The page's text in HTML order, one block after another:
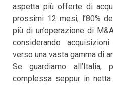
aspetta più offerte di
prossimi 12 mesi, l’80%
più di un’operazione di
considerando
verso una vasta gamma di
Se guardiamo
complessa seppur in